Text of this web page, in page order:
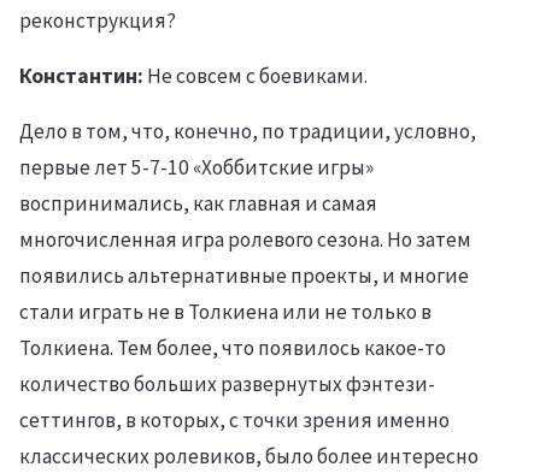
реконструкция?
Константин: Не совсем с боевиками.
Дело в том, что, конечно, по традиции, условно,
первые лет 5-7-10 «Хоббитские игры»
воспринимались, как главная и самая
многочисленная игра ролевого сезона. Но затем
появились альтернативные проекты, и многие
стали играть не в Толкиена или не только в
Толкиена. Тем более, что появилось какое-то
количество больших развернутых фэнтези-
сеттингов, в которых, с точки зрения именно
классических ролевиков, было более интересно